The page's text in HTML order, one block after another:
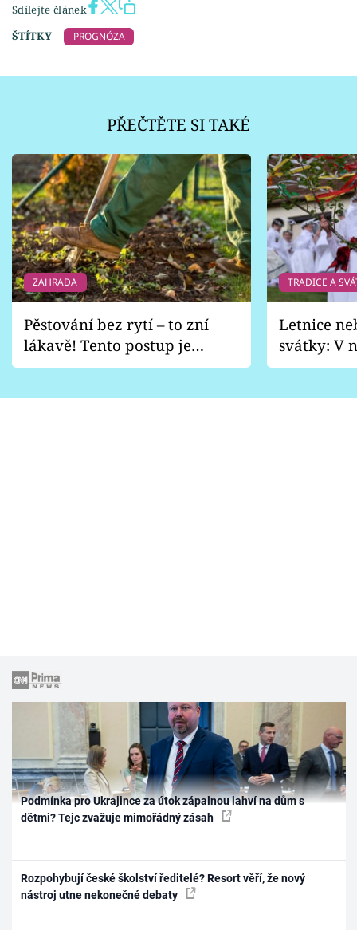
Sdílejte článek
ŠTÍTKY
PROGNÓZA
PŘEČTĚTE SI TAKÉ
ZAHRADA
Pěstování bez rytí – to zní
lákavě! Tento postup je
vhodný jen pro některé
TRADICE A
Letnice
svátky: V
pondělí
Podmínka pro Ukrajince za útok zápalnou lahví na dům s
dětmi? Tejc zvažuje mimořádný zásah
Rozpohybují české školství ředitelé? Resort věří, že nový
nástroj utne nekonečné debaty